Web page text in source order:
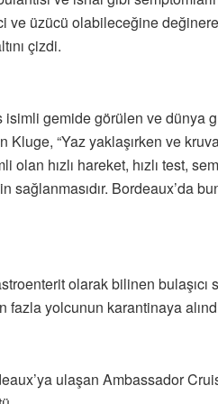
ve üzücü olabileceğine
çizdi.
gemide görülen ve dünya
Kluge, “Yaz yaklaşırken ve
hızlı hareket, hızlı test,
Bordeaux’da
olarak bilinen bulaşıcı
fazla yolcunun karantinaya
ulaşan Ambassador